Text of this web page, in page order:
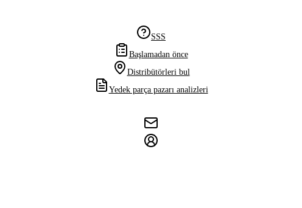
SSS
Başlamadan önce
Distribütörleri bul
Yedek parça pazarı analizleri